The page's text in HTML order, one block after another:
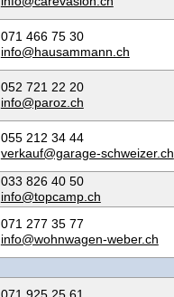
071 466 75 30
info@hausammann.ch
052 721 22 20
info@paroz.ch
055 212 34 44
verkauf@garage-schweizer.ch
033 826 40 50
info@topcamp.ch
071 277 35 77
info@wohnwagen-weber.ch
071 925 25 61